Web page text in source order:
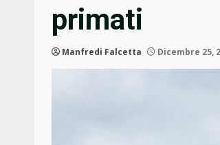
primati
Manfredi Falcetta Dicembre 25,